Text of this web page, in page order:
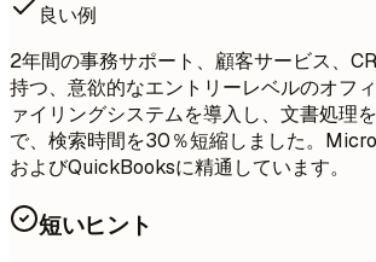
良い例
2年間の事務サポート、顧客サービス、
持つ、意欲的なエントリーレベルのオフ
ァイリングシステムを導入し、文書処理
で、検索時間を30％短縮しました。
およびQuickBooksに精通しています。
短いヒント